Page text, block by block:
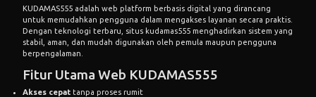
KUDAMAS555 adalah web platform berbasis digital yang dirancang
untuk memudahkan pengguna dalam mengakses layanan secara praktis.
Dengan teknologi terbaru, situs kudamas555 menghadirkan sistem yang
stabil, aman, dan mudah digunakan oleh pemula maupun pengguna
berpengalaman.
Fitur Utama Web KUDAMAS555
Akses cepat tanpa proses rumit